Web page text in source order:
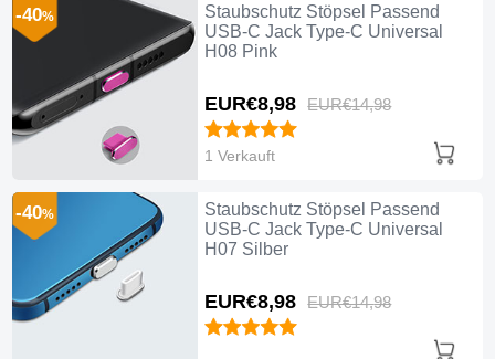
Staubschutz Stöpsel Passend
USB-C Jack Type-C Universal
H08 Pink
EUR€8,98 EUR€14,98
-40%
1 Verkauft
Staubschutz Stöpsel Passend
USB-C Jack Type-C Universal
H07 Silber
EUR€8,98 EUR€14,98
-40%